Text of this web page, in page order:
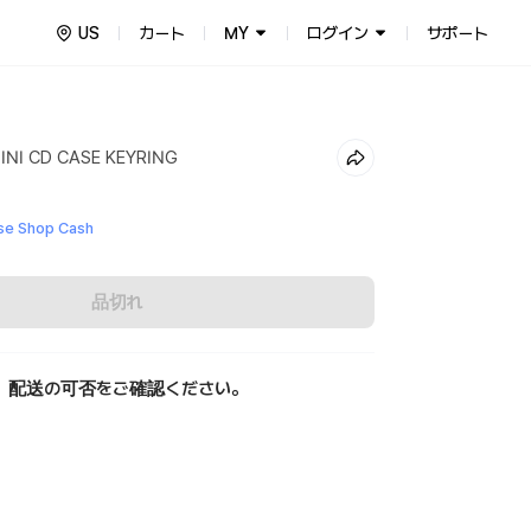
US カート MY ログイン サポート
CD CASE KEYRING
Shop Cash
品切れ
配送の可否をご確認ください。